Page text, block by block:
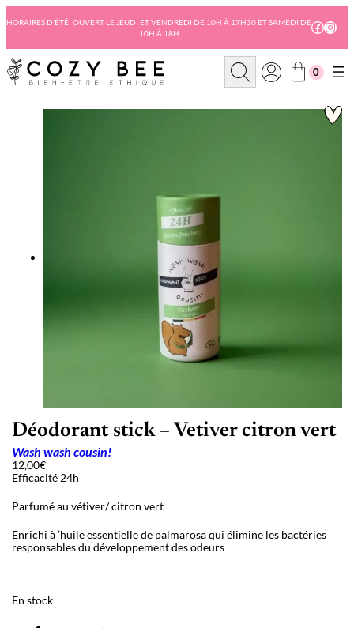
au
HORAIRES D’ÉTÉ: OUVERT LE JEUDI ET VENDREDI DE 10H À 17H30 ET SAMEDI DE
10H À 18H
R
c
e
0
Déodorant stick – Vetiver citron vert
Wash wash cousin!
12,00€
Efficacité 24h
Parfumé au vétiver/ citron vert
Enrichi à ’huile essentielle de palmarosa qui élimine les bactéries
responsables du développement des odeurs
En stock